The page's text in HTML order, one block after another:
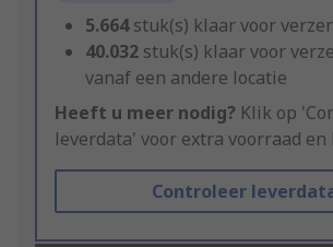
5.664stuk(s) klaar voor
40.032 stuk(s) klaar voor
vanaf een andere locatie
Heeft u meer nodig? Klik op
leverdata' voor extra voorraad
Controleer